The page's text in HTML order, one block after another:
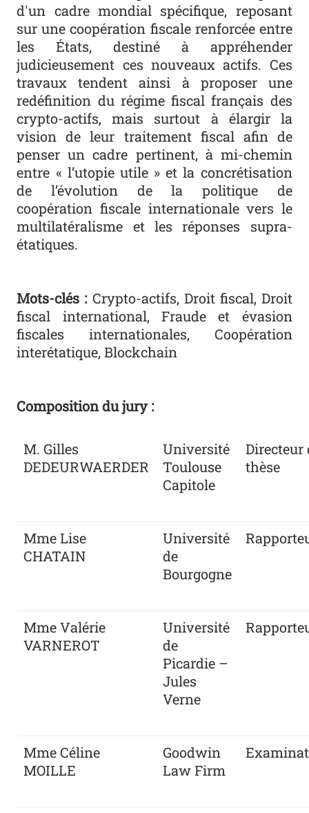
d'un cadre mondial spécifique, reposant
sur une coopération fiscale renforcée entre
les États, destiné à appréhender
judicieusement ces nouveaux actifs. Ces
travaux tendent ainsi à proposer une
redéfinition du régime fiscal français des
crypto-actifs, mais surtout à élargir la
vision de leur traitement fiscal afin de
penser un cadre pertinent, à mi-chemin
entre « l’utopie utile » et la concrétisation
de l’évolution de la politique de
coopération fiscale internationale vers le
multilatéralisme et les réponses supra-
étatiques.
Mots-clés : Crypto-actifs, Droit fiscal, Droit
fiscal international, Fraude et évasion
fiscales internationales, Coopération
interétatique, Blockchain
Composition du jury :
M. Gilles
DEDEURWAERDER
Université
Toulouse
Capitole
Directeur
thèse
Mme Lise
CHATAIN
Université
de
Bourgogne
Mme Valérie
VARNEROT
Université
de
Picardie –
Jules
Verne
Mme Céline
MOILLE
Goodwin
Law Firm